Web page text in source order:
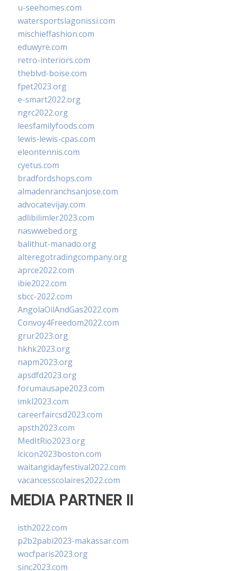
u-seehomes.com
watersportslagonissi.com
mischieffashion.com
eduwyre.com
retro-interiors.com
theblvd-boise.com
fpet2023.org
e-smart2022.org
ngrc2022.org
leesfamilyfoods.com
lewis-lewis-cpas.com
eleontennis.com
cyetus.com
bradfordshops.com
almadenranchsanjose.com
advocatevijay.com
adlibilimler2023.com
naswwebed.org
balithut-manado.org
alteregotradingcompany.org
aprce2022.com
ibie2022.com
sbcc-2022.com
AngolaOilAndGas2022.com
Convoy4Freedom2022.com
grur2023.org
hkhk2023.org
napm2023.org
apsdfd2023.org
forumausape2023.com
imkl2023.com
careerfaircsd2023.com
apsth2023.com
MedItRio2023.org
lcicon2023boston.com
waitangidayfestival2022.com
vacancesscolaires2022.com
MEDIA PARTNER II
isth2022.com
p2b2pabi2023-makassar.com
wocfparis2023.org
sinc2023.com